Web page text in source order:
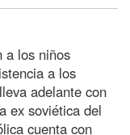
a los niños
a los
adelante con
ex soviética del
cuenta con